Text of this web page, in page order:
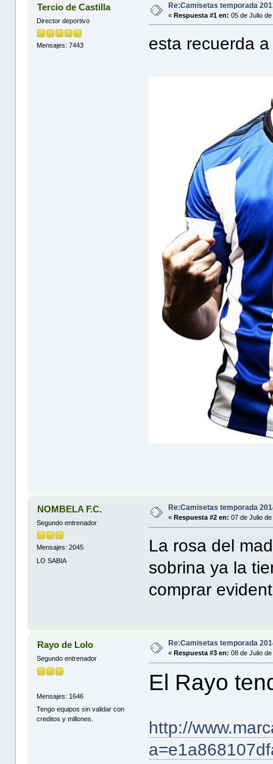
Tercio de Castilla
Director deportivo
Mensajes: 7443
Re:Camisetas temporada
«Respuesta #1 en: 05 de Julio
esta recuerda
NOMBELA F.C.
Segundo entrenador
Mensajes: 2045
LO SABIA
Re:Camisetas temporada
«Respuesta #2 en: 07 de Julio
La rosa del
sobrina ya la
comprar
Rayo de Lolo
Segundo entrenador
Mensajes: 1646
Tengo equipos sin validar con
creditos y millones.
Re:Camisetas temporada
« Respuesta #3 en: 08 de Julio
El Rayo
http://